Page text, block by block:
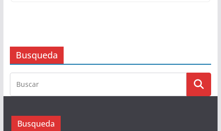
Busqueda
Busqueda